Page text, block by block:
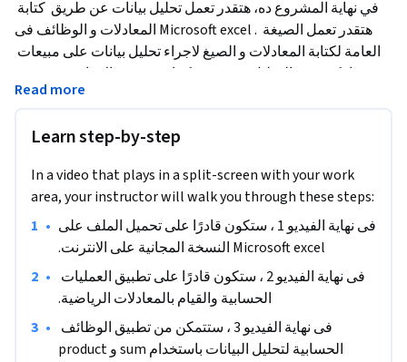
المعادلات و الوظائف فى Microsoft excel . هتقدر تعمل الصيغة
الوظائف لتحليل عدد الكمبيات المباعة. و نحسب المتوسط للارباح
هذا المشروع مخصص للأشخاص المبتدئين في excel  والمهتمين
اساسيه. و ممكن الاشخاص اللى محتاجين excel فى شغلهم. لان كل
المجالات تحتاج excel  علشان تخلص شغلها بطريقه اسهل واسرع
والوظائف والدالات.
كل المجالات تحتاج excel  علشان تخلص شغلها بطريقه اسهل
Read more
Learn step-by-step
In a video that plays in a split-screen with your work
area, your instructor will walk you through these steps:
•
Microsoft excel النسخة المجانية على الانترنت.
•
الحسابية والقيام بالمعادلات الرياضية.
•
الحسابية لتحليل البيانات باستخدام sum و product